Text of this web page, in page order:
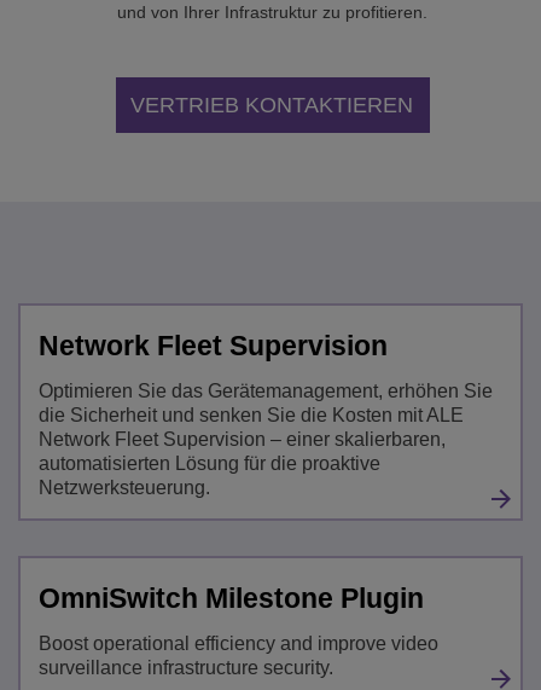
und von Ihrer Infrastruktur zu profitieren.
VERTRIEB KONTAKTIEREN
Network Fleet Supervision
Optimieren Sie das Gerätemanagement, erhöhen Sie
die Sicherheit und senken Sie die Kosten mit ALE
Network Fleet Supervision – einer skalierbaren,
automatisierten Lösung für die proaktive
Netzwerksteuerung.
OmniSwitch Milestone Plugin
Boost operational efficiency and improve video
surveillance infrastructure security.